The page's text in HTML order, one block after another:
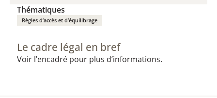
Thématiques
Règles d’accès et d’équilibrage
Le cadre légal en bref
Voir l’encadré pour plus d’informations.